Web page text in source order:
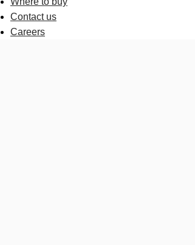
Contact us
Careers